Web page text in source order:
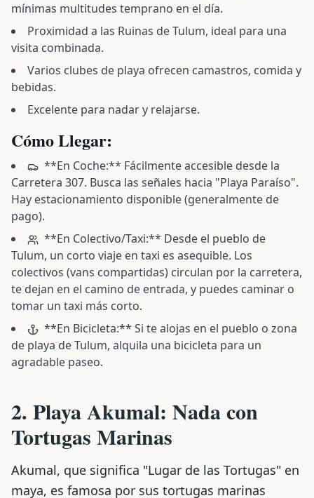
mínimas multitudes temprano en el día.
Proximidad a las Ruinas de Tulum, ideal para una
visita combinada.
Varios clubes de playa ofrecen camastros, comida y
bebidas.
Excelente para nadar y relajarse.
Cómo Llegar:
**En Coche:** Fácilmente accesible desde la
Carretera 307. Busca las señales hacia "Playa Paraíso".
Hay estacionamiento disponible (generalmente de
pago).
**En Colectivo/Taxi:** Desde el pueblo de
Tulum, un corto viaje en taxi es asequible. Los
colectivos (vans compartidas) circulan por la carretera,
te dejan en el camino de entrada, y puedes caminar o
tomar un taxi más corto.
**En Bicicleta:** Si te alojas en el pueblo o zona
de playa de Tulum, alquila una bicicleta para un
agradable paseo.
2. Playa Akumal: Nada con
Tortugas Marinas
Akumal, que significa "Lugar de las Tortugas" en
maya, es famosa por sus tortugas marinas